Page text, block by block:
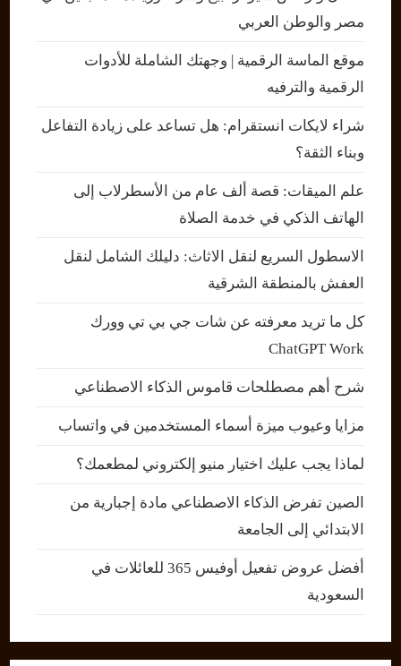
مصر والوطن العربي
موقع الماسة الرقمية | وجهتك الشاملة للأدوات
الرقمية والترفيه
شراء لايكات انستقرام: هل تساعد على زيادة التفاعل
وبناء الثقة؟
علم الميقات: قصة ألف عام من الأسطرلاب إلى
الهاتف الذكي في خدمة الصلاة
الاسطول السريع لنقل الاثاث: دليلك الشامل لنقل
العفش بالمنطقة الشرقية
كل ما تريد معرفته عن شات جي بي تي وورك
ChatGPT Work
شرح أهم مصطلحات قاموس الذكاء الاصطناعي
مزايا وعيوب ميزة أسماء المستخدمين في واتساب
لماذا يجب عليك اختيار منيو إلكتروني لمطعمك؟
الصين تفرض الذكاء الاصطناعي مادة إجبارية من
الابتدائي إلى الجامعة
أفضل عروض تفعيل أوفيس 365 للعائلات في
السعودية